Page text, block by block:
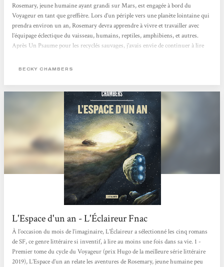
Rosemary, jeune humaine ayant grandi sur Mars, est engagée à bord du
Voyageur en tant que greffière. Lors d’un périple vers une planète lointaine qui
prendra environ un an, Rosemary devra apprendre à vivre et travailler avec
l’équipage éclectique du vaisseau, humains, reptiles, amphibiens, et autres.
Après Un Psaume pour les recyclés sauvages, j’avais envie de continuer à lire
joyau que j’avais déjà lu en 2018, mais dont je ne me souvenais pas vraiment
BECKY CHAMBERS
L'Espace d'un an - L'Éclaireur Fnac
À l’occasion du mois de l’imaginaire, L’Éclaireur a sélectionné les cinq romans
de SF, ce genre littéraire si inventif, à lire au moins une fois dans sa vie. 1 -
Premier tome du cycle du Voyageur (prix Hugo de la meilleure série littéraire
2019), L’Espace d’un an relate les aventures de Rosemary, jeune humaine peu